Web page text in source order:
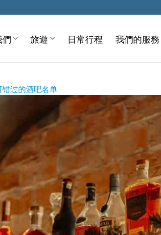
旅遊 日常行程 我們的服務
过的酒吧名单